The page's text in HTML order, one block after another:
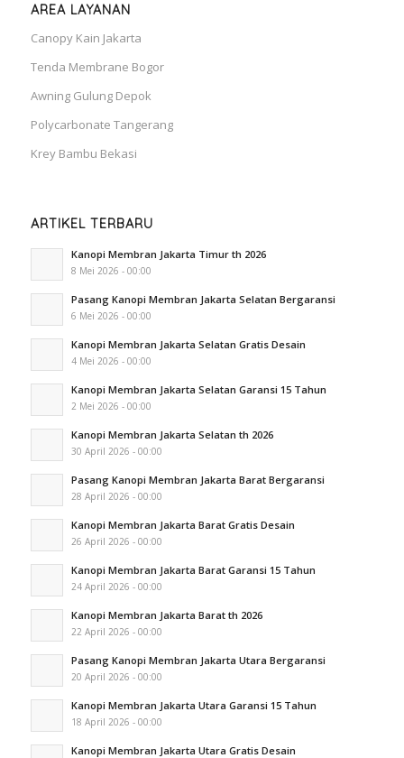
AREA LAYANAN
Canopy Kain Jakarta
Tenda Membrane Bogor
Awning Gulung Depok
Polycarbonate Tangerang
Krey Bambu Bekasi
ARTIKEL TERBARU
Kanopi Membran Jakarta Timur th 2026
8 Mei 2026 - 00:00
Pasang Kanopi Membran Jakarta Selatan Bergaransi
6 Mei 2026 - 00:00
Kanopi Membran Jakarta Selatan Gratis Desain
4 Mei 2026 - 00:00
Kanopi Membran Jakarta Selatan Garansi 15 Tahun
2 Mei 2026 - 00:00
Kanopi Membran Jakarta Selatan th 2026
30 April 2026 - 00:00
Pasang Kanopi Membran Jakarta Barat Bergaransi
28 April 2026 - 00:00
Kanopi Membran Jakarta Barat Gratis Desain
26 April 2026 - 00:00
Kanopi Membran Jakarta Barat Garansi 15 Tahun
24 April 2026 - 00:00
Kanopi Membran Jakarta Barat th 2026
22 April 2026 - 00:00
Pasang Kanopi Membran Jakarta Utara Bergaransi
20 April 2026 - 00:00
Kanopi Membran Jakarta Utara Garansi 15 Tahun
18 April 2026 - 00:00
Kanopi Membran Jakarta Utara Gratis Desain